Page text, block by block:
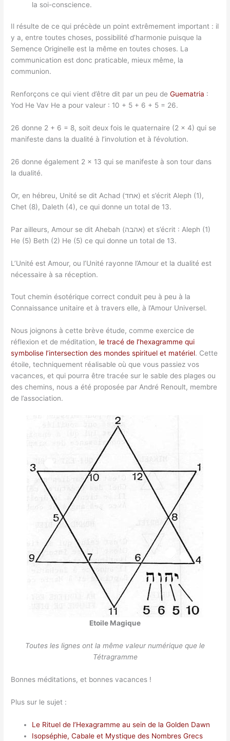
la soi-conscience.
Il résulte de ce qui précède un point extrêmement important : il
y a, entre toutes choses, possibilité d’harmonie puisque la
Semence Originelle est la même en toutes choses. La
communication est donc praticable, mieux même, la
communion.
Renforçons ce qui vient d’être dit par un peu deGuematria :
Yod He Vav He a pour valeur : 10 + 5 + 6 + 5 = 26.
26 donne 2 + 6 = 8, soit deux fois le quaternaire (2 x 4) qui se
manifeste dans la dualité à l’involution et à l’évolution.
26 donne également 2 x 13 qui se manifeste à son tour dans
la dualité.
Or, en hébreu, Unité se dit Achad (אחד) et s’écrit Aleph (1),
Chet (8), Daleth (4), ce qui donne un total de 13.
Par ailleurs, Amour se dit Ahebah (אהבה) et s’écrit : Aleph (1)
He (5) Beth (2) He (5) ce qui donne un total de 13.
L’Unité est Amour, ou l’Unité rayonne l’Amour et la dualité est
nécessaire à sa réception.
Tout chemin ésotérique correct conduit peu à peu à la
Connaissance unitaire et à travers elle, à l’Amour Universel.
Nous joignons à cette brève étude, comme exercice de
réflexion et de méditation, le tracé de l’hexagramme qui
symbolise l’intersection des mondes spirituel et matériel. Cette
étoile, techniquement réalisable où que vous passiez vos
vacances, et qui pourra être tracée sur le sable des plages ou
des chemins, nous a été proposée par André Renoult, membre
de l’association.
Etoile Magique
Toutes les lignes ont la même valeur numérique que le
Tétragramme
Bonnes méditations, et bonnes vacances !
Plus sur le sujet :
Le Rituel de l’Hexagramme au sein de la Golden Dawn
Isopséphie, Cabale et Mystique des Nombres Grecs